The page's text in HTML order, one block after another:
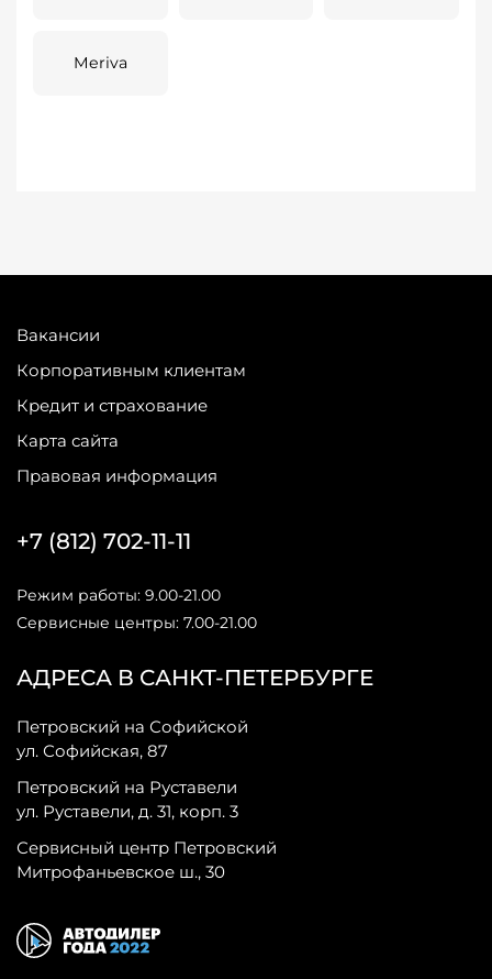
Meriva
Вакансии
Корпоративным клиентам
Кредит и страхование
Карта сайта
Правовая информация
АДРЕСА В САНКТ-ПЕТЕРБУРГЕ
Петровский на Софийской
ул. Софийская, 87
Петровский на Руставели
ул. Руставели, д. 31, корп. 3
Сервисный центр Петровский
Митрофаньевское ш., 30
+7 (812) 702-11-11
Режим работы: 9.00-21.00
Сервисные центры: 7.00-21.00